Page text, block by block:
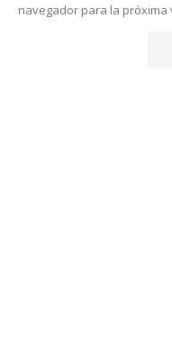
navegador para la próxima